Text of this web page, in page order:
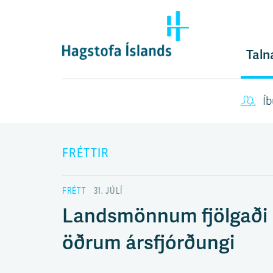
FRÉTTIR
FRÉTT 31. JÚLÍ
Landsmönnum fjölgaði
öðrum ársfjórðungi